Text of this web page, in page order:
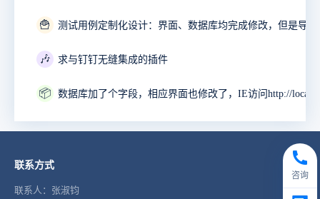
🍟
🎶 求与钉钉无缝集成的插件
📦
联系方式
联系人：张淑钧
咨询